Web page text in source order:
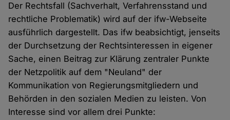
Der Rechtsfall (Sachverhalt, Verfahrensstand und
rechtliche Problematik) wird auf der ifw-Webseite
ausführlich dargestellt. Das ifw beabsichtigt, jenseits
der Durchsetzung der Rechtsinteressen in eigener
Sache, einen Beitrag zur Klärung zentraler Punkte
der Netzpolitik auf dem "Neuland" der
Kommunikation von Regierungsmitgliedern und
Behörden in den sozialen Medien zu leisten. Von
Interesse sind vor allem drei Punkte: